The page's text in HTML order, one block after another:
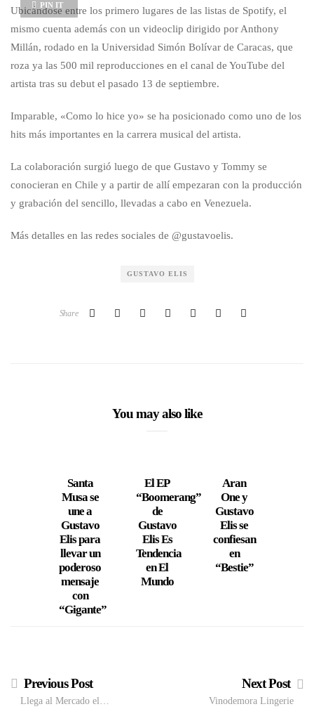
PIN IT
Ubicándose entre los primero lugares de las listas de Spotify, el
mismo cuenta además con un videoclip dirigido por Anthony
Millán, rodado en la Universidad Simón Bolívar de Caracas, que
roza ya las 500 mil reproducciones en el canal de YouTube del
artista tras su debut el pasado 13 de septiembre.
Imparable, «Como lo hice yo» se ha posicionado como uno de los
hits más importantes en la carrera musical del artista.
La colaboración surgió luego de que Gustavo y Tommy se
conocieran en Chile y a partir de allí empezaran con la producción
y grabación del sencillo, llevadas a cabo en Venezuela.
Más detalles en las redes sociales de @gustavoelis.
GUSTAVO ELIS
Share
You may also like
Santa
Musa se
une a
Gustavo
Elis para
llevar un
poderoso
mensaje
con
“Gigante”
El EP
“Boomerang”
de
Gustavo
Elis Es
Tendencia
en El
Mundo
Aran
One y
Gustavo
Elis se
confiesan
en
“Bestie”
Previous Post
Llega al Mercado el…
Next Post
Vinodemora Lingerie